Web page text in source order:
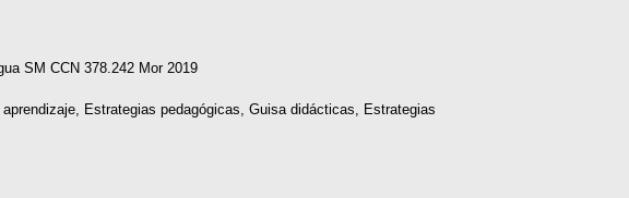
SM CCN 378.242 Mor 2019
Estrategias pedagógicas, Guisa didácticas, Estrategias